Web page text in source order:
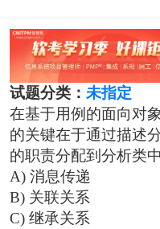
试题分类： 未指定
在基于用例的面向对
的关键在于通过描述
的职责分配到分析类
A) 消息传递
B) 关联关系
C) 继承关系